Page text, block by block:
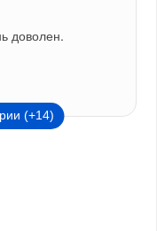
доволен.
(+14)